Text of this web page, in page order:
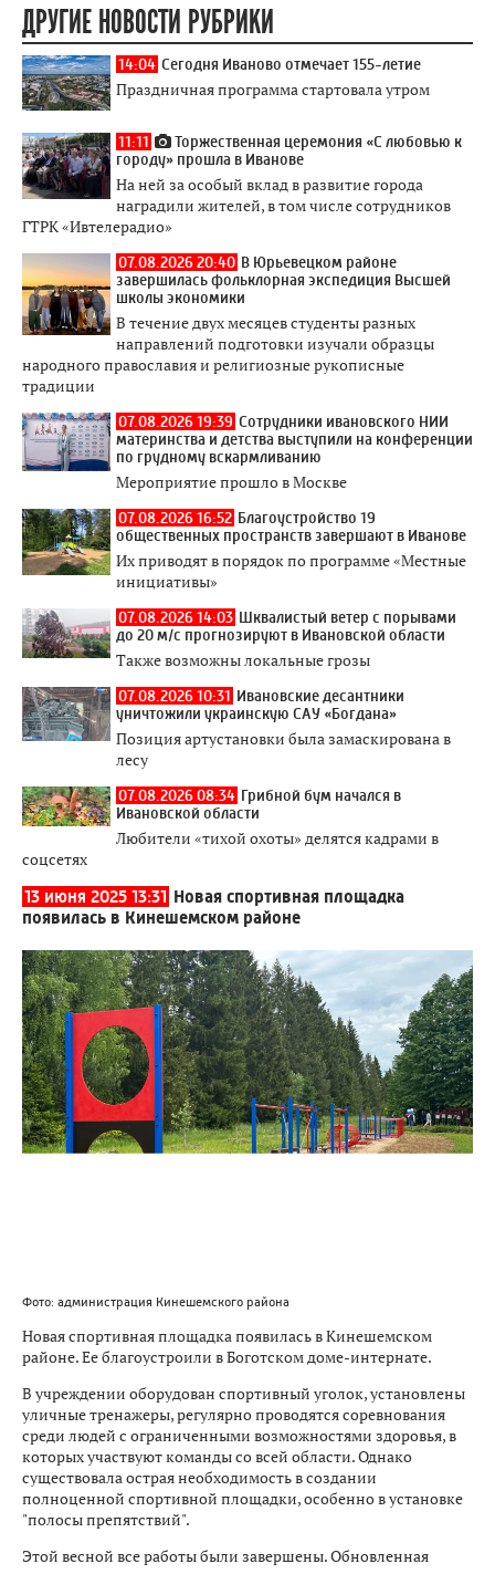
ДРУГИЕ НОВОСТИ РУБРИКИ
14:04 Сегодня Иваново отмечает 155-летие
Праздничная программа стартовала утром
11:11
Торжественная церемония «С любовью к
городу» прошла в Иванове
На ней за особый вклад в развитие города
наградили жителей, в том числе сотрудников
ГТРК «Ивтелерадио»
07.08.2026 20:40 В Юрьевецком районе
завершилась фольклорная экспедиция Высшей
школы экономики
В течение двух месяцев студенты разных
направлений подготовки изучали образцы
народного православия и религиозные рукописные
традиции
07.08.2026 19:39 Сотрудники ивановского НИИ
материнства и детства выступили на конференции
по грудному вскармливанию
Мероприятие прошло в Москве
07.08.2026 16:52 Благоустройство 19
общественных пространств завершают в Иванове
Их приводят в порядок по программе «Местные
инициативы»
07.08.2026 14:03 Шквалистый ветер с порывами
до 20 м/с прогнозируют в Ивановской области
Также возможны локальные грозы
07.08.2026 10:31 Ивановские десантники
уничтожили украинскую САУ «Богдана»
Позиция артустановки была замаскирована в
лесу
07.08.2026 08:34 Грибной бум начался в
Ивановской области
Любители «тихой охоты» делятся кадрами в
соцсетях
13 июня 2025 13:31 Новая спортивная площадка
появилась в Кинешемском районе
Фото: администрация Кинешемского района
Новая спортивная площадка появилась в Кинешемском
районе. Ее благоустроили в Боготском доме-интернате.
В учреждении оборудован спортивный уголок, установлены
уличные тренажеры, регулярно проводятся соревнования
среди людей с ограниченными возможностями здоровья, в
которых участвуют команды со всей области. Однако
существовала острая необходимость в создании
полноценной спортивной площадки, особенно в установке
"полосы препятствий".
Этой весной все работы были завершены. Обновленная